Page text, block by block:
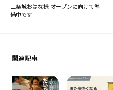
二条城おはな様-オープンに向けて準
備中です
関連記事